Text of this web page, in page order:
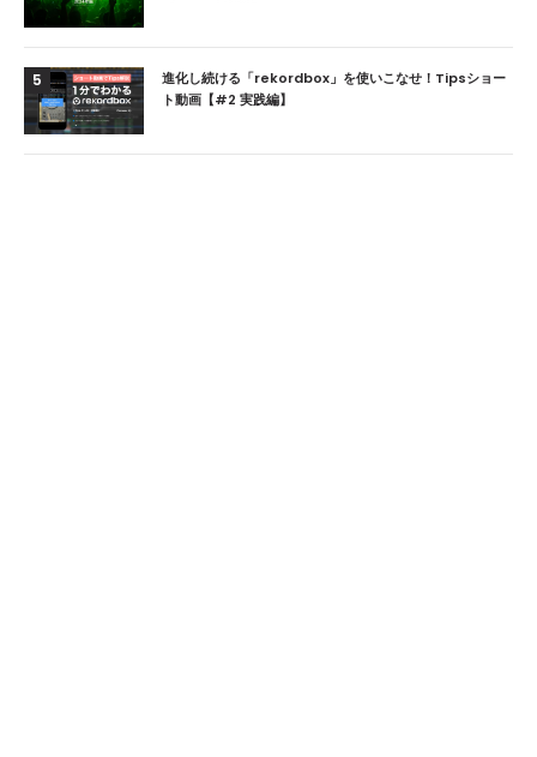
5
進化し続ける「rekordbox」を使いこなせ！Tipsショー
ト動画【#2 実践編】